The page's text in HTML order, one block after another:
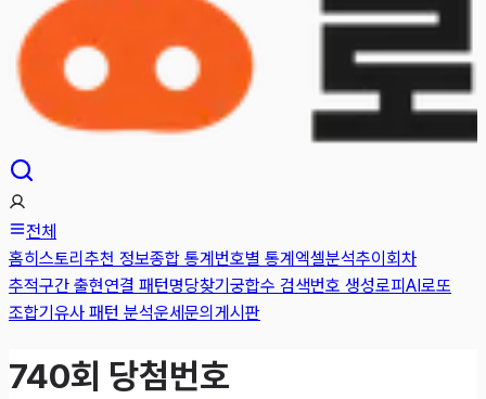
전체
홈히스토리 추천 정보종합 통계번호별 통계엑셀분석추이 회차
추적구간 출현연결 패턴명당찾기궁합수 검색번호 생성로피AI로또
조합기유사 패턴 분석운세문의게시판
740회 당첨번호